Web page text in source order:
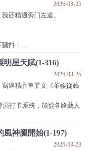
熱血漫設定混入現實，
。大將？四皇？不好意
怪獸？我這一拳，1000
2026-03-25
还精通旁门左道。
抖！
之徒》，《黑名单》，
《Breaking Bad》,
重重》，......等待补充。
明星天賦(1-316)
2026-03-25
寫過精品單菲文《華娛從藝
打卡系統，能從各路藝人
美貌+2】
神腿開始(1-197)
2026-03-23